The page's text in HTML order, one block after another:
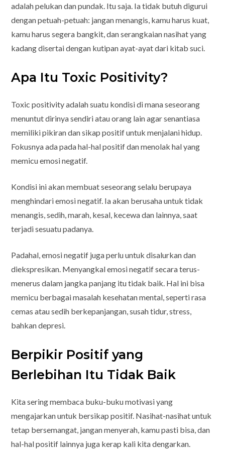
adalah pelukan dan pundak. Itu saja. Ia tidak butuh digurui
dengan petuah-petuah: jangan menangis, kamu harus kuat,
kamu harus segera bangkit, dan serangkaian nasihat yang
kadang disertai dengan kutipan ayat-ayat dari kitab suci.
Apa Itu Toxic Positivity?
Toxic positivity adalah suatu kondisi di mana seseorang
menuntut dirinya sendiri atau orang lain agar senantiasa
memiliki pikiran dan sikap positif untuk menjalani hidup.
Fokusnya ada pada hal-hal positif dan menolak hal yang
memicu emosi negatif.
Kondisi ini akan membuat seseorang selalu berupaya
menghindari emosi negatif. Ia akan berusaha untuk tidak
menangis, sedih, marah, kesal, kecewa dan lainnya, saat
terjadi sesuatu padanya.
Padahal, emosi negatif juga perlu untuk disalurkan dan
diekspresikan. Menyangkal emosi negatif secara terus-
menerus dalam jangka panjang itu tidak baik. Hal ini bisa
memicu berbagai masalah kesehatan mental, seperti rasa
cemas atau sedih berkepanjangan, susah tidur, stress,
bahkan depresi.
Berpikir Positif yang
Berlebihan Itu Tidak Baik
Kita sering membaca buku-buku motivasi yang
mengajarkan untuk bersikap positif. Nasihat-nasihat untuk
tetap bersemangat, jangan menyerah, kamu pasti bisa, dan
hal-hal positif lainnya juga kerap kali kita dengarkan.